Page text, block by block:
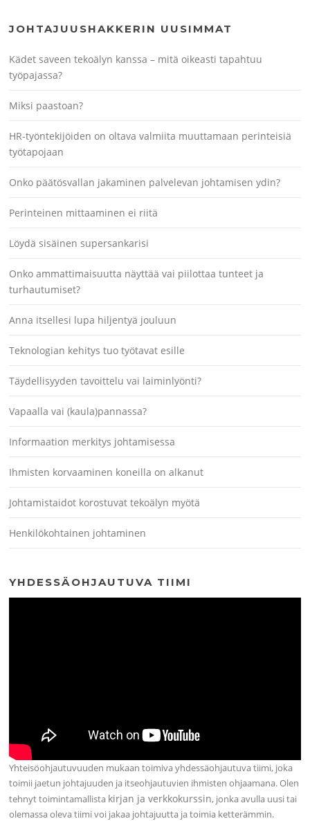
JOHTAJUUSHAKKERIN UUSIMMAT
Kädet saveen tekoälyn kanssa – mitä oikeasti tapahtuu
työpajassa?
Miksi paastoan?
HR-työntekijöiden on oltava valmiita muuttamaan perinteisiä
työtapojaan
Onko päätösvallan jakaminen palvelevan johtamisen ydin?
Perinteinen mittaaminen ei riitä
Löydä sisäinen supersankarisi
Onko ammattimaisuutta näyttää vai piilottaa tunteet ja
turhautumiset?
Anna itsellesi lupa hiljentyä jouluun
Teknologian kehitys tuo työtavat esille
Täydellisyyden tavoittelu vai laiminlyönti?
Vapaalla vai (kaula)pannassa?
Informaation merkitys johtamisessa
Ihmisten korvaaminen koneilla on alkanut
Johtamistaidot korostuvat tekoälyn myötä
Henkilökohtainen johtaminen
YHDESSÄOHJAUTUVA TIIMI
Yhteisöohjautuvuuden mukaan toimiva yhdessäohjautuva tiimi, joka
toimii jaetun johtajuuden ja itseohjautuvien ihmisten ohjaamana. Olen
tehnyt toimintamallista kirjan ja verkkokurssin, jonka avulla uusi tai
olemassa oleva tiimi voi jakaa johtajuutta ja toimia ketterämmin.